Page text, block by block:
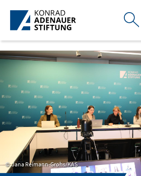
Skip to Main Content
Jana Reimann-Grohs/KAS